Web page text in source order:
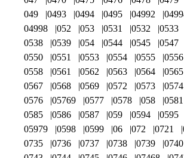
049
0493 0494 0495 04992
04998
052 053 0531 0532 0533
0538
0539 054 0544 0545 0547
0550
0551 0553 0554 0555 0556
0558
0561 0562 0563 0564 0565
0567
0568 0569 0572 0573 0574
0576
05769 0577 0578 058 0581
0585
0586 0587 059 0594 0595
05979
0598 0599 06 072 0721
0735
0736 0737 0738 0739 0740